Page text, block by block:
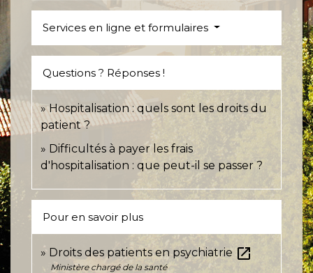
Services en ligne et formulaires
Questions ? Réponses !
Hospitalisation : quels sont les droits du
patient ?
Difficultés à payer les frais
d'hospitalisation : que peut-il se passer ?
Pour en savoir plus
Droits des patients en psychiatrie open_in_new
Ministère chargé de la santé